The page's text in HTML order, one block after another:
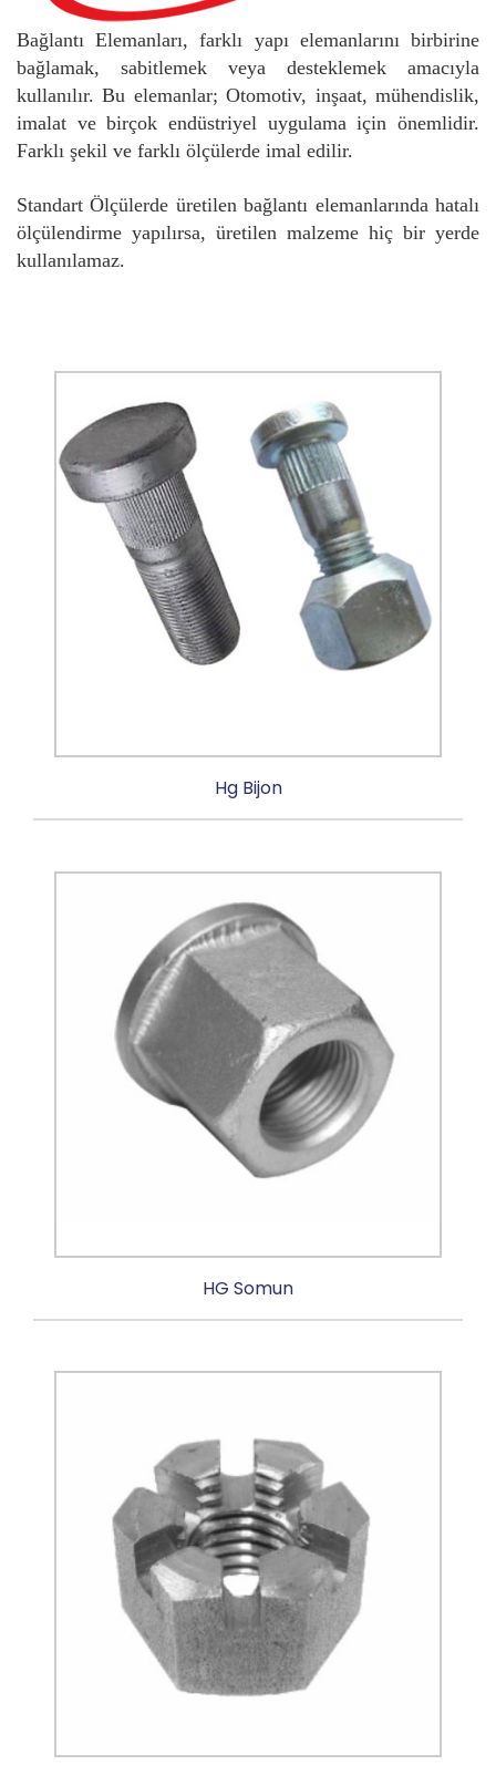
Bağlantı Elemanları, farklı yapı elemanlarını birbirine
bağlamak, sabitlemek veya desteklemek amacıyla
kullanılır. Bu elemanlar; Otomotiv, inşaat, mühendislik,
imalat ve birçok endüstriyel uygulama için önemlidir.
Farklı şekil ve farklı ölçülerde imal edilir.
Standart Ölçülerde üretilen bağlantı elemanlarında hatalı
ölçülendirme yapılırsa, üretilen malzeme hiç bir yerde
kullanılamaz.
Hg Bijon
HG Somun